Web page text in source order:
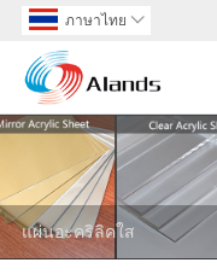
ภาษาไทย 
แผ่นอะคริลิคใส